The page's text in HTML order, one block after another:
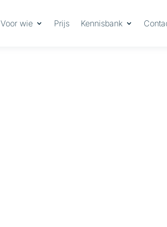
Voor wie Prijs Kennisbank